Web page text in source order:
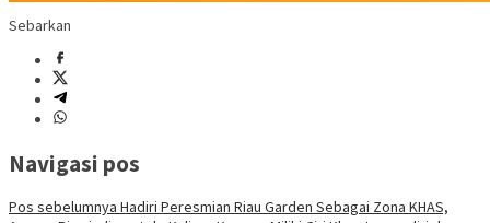
Sebarkan
Navigasi pos
Pos sebelumnya Hadiri Peresmian Riau Garden Sebagai Zona KHAS,